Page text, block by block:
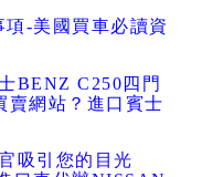
-美國買車必讀資
BENZ C250四門
賣網站？進口賓士
吸引您的目光